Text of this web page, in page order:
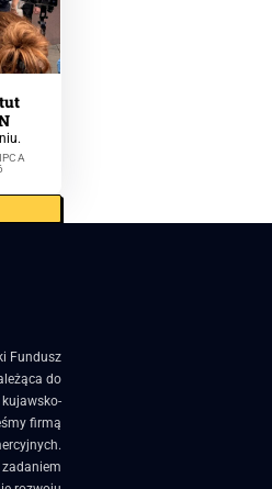
Fundusz
do
firmą
zadaniem